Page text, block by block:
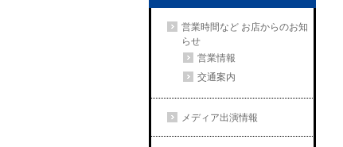
営業時間など お店からのお知
らせ
営業情報
交通案内
メディア出演情報